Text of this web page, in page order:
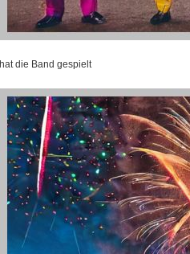
hat die Band gespielt